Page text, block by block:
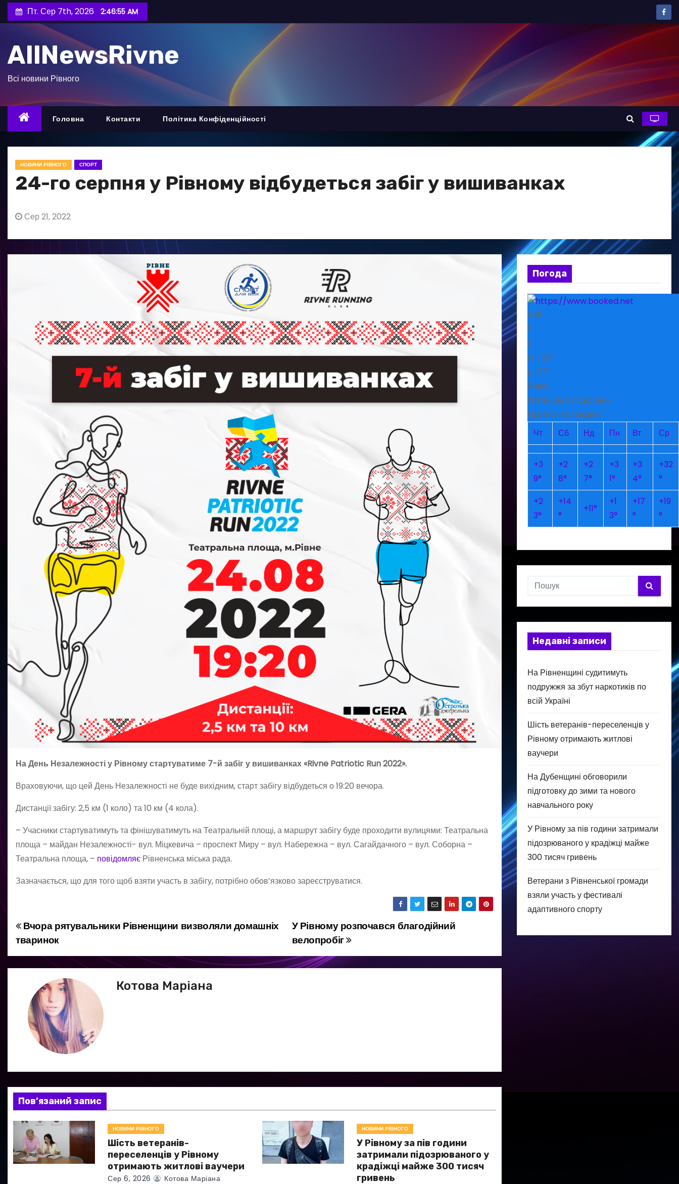
е
д
Пт. Сер 7th, 2026 2:46:56 AM
AllNewsRivne
Всі новини Рівного
Головна Контакти Політика Конфіденційності
НОВИНИ РІВНОГО СПОРТ
24-го серпня у Рівному відбудеться забіг у вишиванках
Сер 21, 2022
На День Незалежності у Рівному стартуватиме 7-й забіг у вишиванках «Rivne Patriotic Run 2022».
Враховуючи, що цей День Незалежності не буде вихідним, старт забігу відбудеться о 19:20 вечора.
Дистанції забігу: 2,5 км (1 коло) та 10 км (4 кола).
– Учасники стартуватимуть та фінішуватимуть на Театральній площі, а маршрут забігу буде проходити вулицями: Театральна
площа – майдан Незалежності- вул. Міцкевича – проспект Миру – вул. Набережна – вул. Сагайдачного – вул. Соборна –
Театральна площа, – повідомляє Рівненська міська рада.
Зазначається, що для того щоб взяти участь в забігу, потрібно обов’язково зареєструватися.
Н
а
в
і
я
з
а
п
У Рівному розпочався благодійний
велопробіг
Вчора рятувальники Рівненщини визволяли домашніх
тваринок
Котова Маріана
Пов’язаний запис
НОВИНИ РІВНОГО
Шість ветеранів-
переселенців у Рівному
отримають житлові ваучери
Сер 6, 2026 Котова Маріана
НОВИНИ РІВНОГО
У Рівному за пів години
затримали підозрюваного у
крадіжці майже 300 тисяч
гривень
Погода
+38
°
C
H: +29°
L: +17°
Рівне
П’ятниця, 07 Серпень
Прогноз на тиждень
Чт
Сб Нд Пн Вт Ср
+3
9°
+2
8°
+2
7°
+3
1°
+3
4°
+32
°
+2
3°
+14
°
+11°
+1
3°
+17
°
+19
°
Недавні записи
На Рівненщині судитимуть
подружжя за збут наркотиків по
всій Україні
Шість ветеранів-переселенців у
Рівному отримають житлові
ваучери
На Дубенщині обговорили
підготовку до зими та нового
навчального року
У Рівному за пів години затримали
підозрюваного у крадіжці майже
300 тисяч гривень
Ветерани з Рівненської громади
взяли участь у фестивалі
адаптивного спорту